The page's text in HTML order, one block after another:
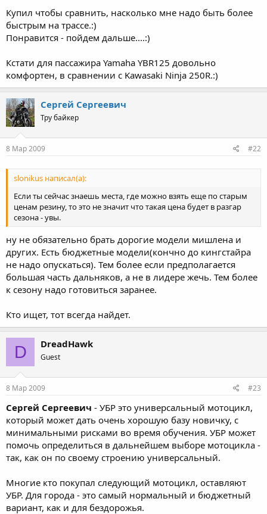
Купил чтобы сравнить, насколько мне надо быть более
быстрым на трассе.:)
Понравится - пойдем дальше....:)
Кстати для пассажира Yamaha YBR125 довольно
комфортен, в сравнении с Kawasaki Ninja 250R.:)
Сергей Сергеевич
Тру байкер
8 Мар 2009 #22
slonikus написал(а):
Если ты сейчас знаешь места, где можно взять еще по старым
ценам резину, то это не значит что такая цена будет в разгар
сезона - увы.
ну не обязательно брать дорогие модели мишлена и
других. Есть бюджетные модели(кончно до кингстайра
не надо опускаться). Тем более если предполагается
большая часть дальняков, а не в лидере жечь. Тем более
к сезону надо готовиться заранее.
Кто ищет, тот всегда найдет.
D DreadHawk
Guest
8 Мар 2009 #23
Сергей Сергеевич - УБР это универсальный мотоцикл,
который может дать очень хорошую базу новичку, с
минимальными рисками во время обучения. УБР может
помочь определиться в дальнейшем выборе мотоцикла -
так, как он по своему строению универсальный.
Многие кто покупал следующий мотоцикл, оставляют
УБР. Для города - это самый нормальный и бюджетный
вариант, как и для бездорожья.